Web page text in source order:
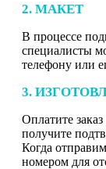
2. МАКЕТ
В процессе
специалисты
телефону или
3.
Оплатите
получите
Когда
номером для